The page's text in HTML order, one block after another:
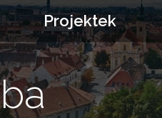
Projektek